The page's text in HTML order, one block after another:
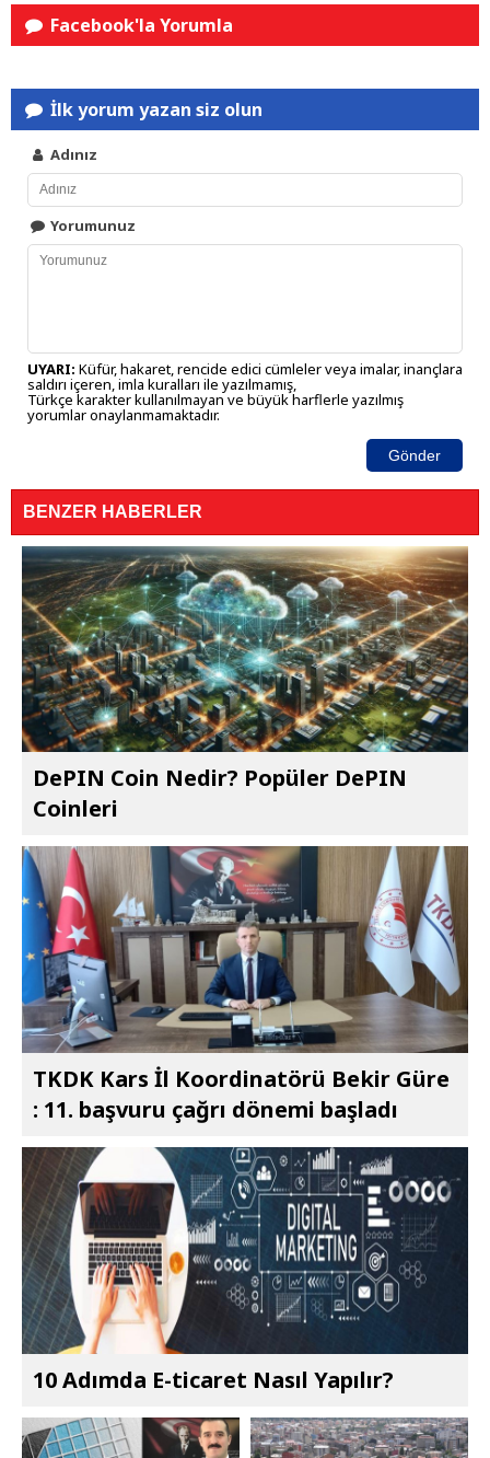
Facebook'la Yorumla
İlk yorum yazan siz olun
Adınız
Yorumunuz
UYARI: Küfür, hakaret, rencide edici cümleler veya imalar, inançlara
saldırı içeren, imla kuralları ile yazılmamış,
Türkçe karakter kullanılmayan ve büyük harflerle yazılmış
yorumlar onaylanmamaktadır.
Gönder
BENZER HABERLER
DePIN Coin Nedir? Popüler DePIN
Coinleri
TKDK Kars İl Koordinatörü Bekir Güre
: 11. başvuru çağrı dönemi başladı
10 Adımda E-ticaret Nasıl Yapılır?